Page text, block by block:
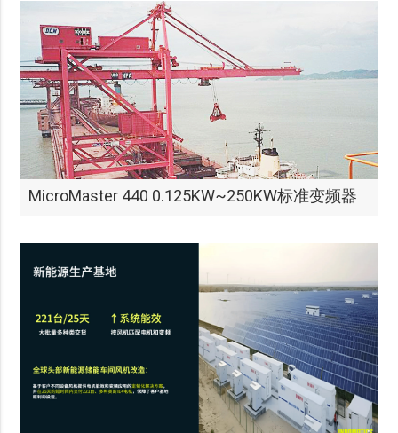
MicroMaster 440 0.125KW~250KW标准变频器